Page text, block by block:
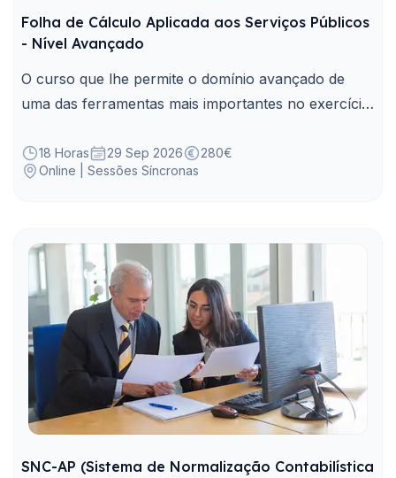
Folha de Cálculo Aplicada aos Serviços Públicos
- Nível Avançado
O curso que lhe permite o domínio avançado de
uma das ferramentas mais importantes no exercício
tarefas, elaborar reportes e relatórios técnicos.
18 Horas 29 Sep 2026
280€
Online | Sessões Síncronas
SNC-AP (Sistema de Normalização Contabilística